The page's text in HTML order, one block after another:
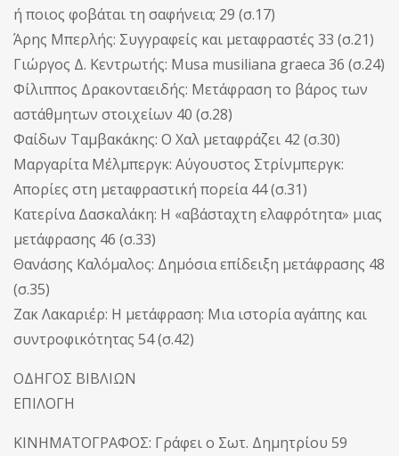
ή ποιος φοβάται τη σαφήνεια; 29 (σ.17)
Άρης Μπερλής: Συγγραφείς και μεταφραστές 33 (σ.21)
Γιώργος Δ. Κεντρωτής: Musa musiliana graeca 36 (σ.24)
Φίλιππος Δρακονταειδής: Μετάφραση το βάρος των
αστάθμητων στοιχείων 40 (σ.28)
Φαίδων Ταμβακάκης: Ο Χαλ μεταφράζει 42 (σ.30)
Μαργαρίτα Μέλμπεργκ: Αύγουστος Στρίνμπεργκ:
Απορίες στη μεταφραστική πορεία 44 (σ.31)
Κατερίνα Δασκαλάκη: Η «αβάσταχτη ελαφρότητα» μιας
μετάφρασης 46 (σ.33)
Θανάσης Καλόμαλος: Δημόσια επίδειξη μετάφρασης 48
(σ.35)
Ζακ Λακαριέρ: Η μετάφραση: Μια ιστορία αγάπης και
συντροφικότητας 54 (σ.42)
ΟΔΗΓΟΣ ΒΙΒΛΙΩΝ
ΕΠΙΛΟΓΗ
ΚΙΝΗΜΑΤΟΓΡΑΦΟΣ: Γράφει ο Σωτ. Δημητρίου 59